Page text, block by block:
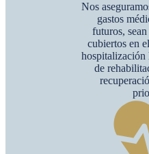
Nos
gastos
futuros,
cubiertos en
hospitalización
de